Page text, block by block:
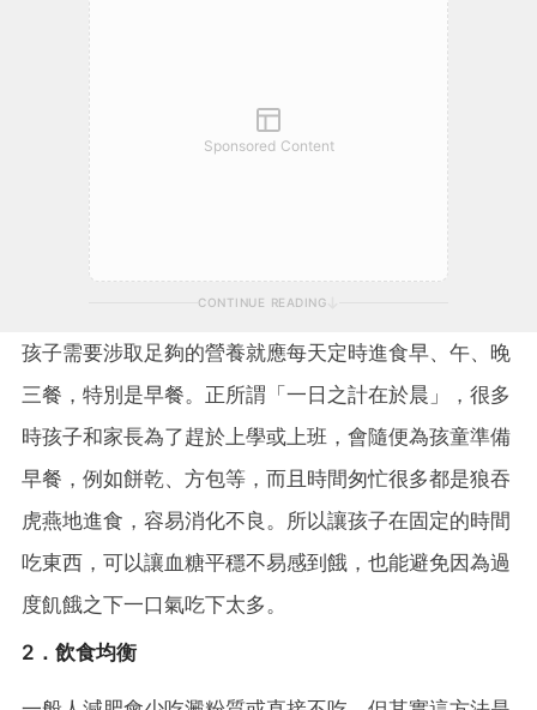
Sponsored Content
CONTINUE READING
孩子需要涉取足夠的營養就應每天定時進食早、午、晚
三餐，特別是早餐。正所謂「一日之計在於晨」，很多
時孩子和家長為了趕於上學或上班，會隨便為孩童準備
早餐，例如餅乾、方包等，而且時間匆忙很多都是狼吞
虎燕地進食，容易消化不良。所以讓孩子在固定的時間
吃東西，可以讓血糖平穩不易感到餓，也能避免因為過
度飢餓之下一口氣吃下太多。
2．飲食均衡